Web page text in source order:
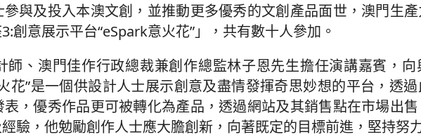
與及投入本澳文創，並推動更多優秀的文創產品面世，澳門生
創意展示平台“eSpark意火花”」，共有數十人參加。
師、澳門佳作行政總裁兼創作總監林子恩先生擔任演講嘉賓，
花”是一個供設計人士展示創意及盡情發揮奇思妙想的平台，透
，優秀作品更可被轉化為產品，透過網站及其銷售點在市場出
驗，他勉勵創作人士應大膽創新，向著既定的目標前進，堅持努